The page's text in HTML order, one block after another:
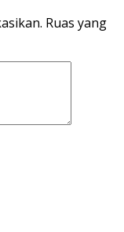
Ruas yang